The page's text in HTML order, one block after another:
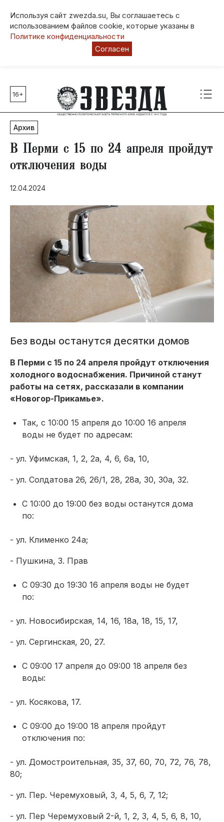
Используя сайт zwezda.su, Вы соглашаетесь с
использованием файлов cookie, которые указаны в
Политике конфиденциальности
Согласен
Главные темы
80 лет Победы
Молодежная столица РФ
СВО
Социальная поддержка
Инфраструктура
Благоустройство
16+
Архив
В Перми с 15 по 24 апреля пройдут
отключения воды
12.04.2024
Без воды останутся десятки домов
В Перми с 15 по 24 апреля пройдут отключения
холодного водоснабжения. Причиной станут
работы на сетях, рассказали в компании
«Новогор-Прикамье».
Так, с 10:00 15 апреля до 10:00 16 апреля
воды не будет по адресам:
- ул. Уфимская, 1, 2, 2а, 4, 6, 6а, 10,
- ул. Солдатова 26, 26/1, 28, 28а, 30, 30а, 32.
С 10:00 до 19:00 без воды останутся дома
по:
- ул. Клименко 24а;
- Пушкина, 3. Прав
С 09:30 до 19:30 16 апреля воды не будет
по:
- ул. Новосибирская, 14, 16, 18а, 18, 15, 17,
- ул. Сергинская, 20, 27.
С 09:00 17 апреля до 09:00 18 апреля без
воды:
- ул. Косякова, 17.
С 09:00 до 19:00 18 апреля пройдут
отключения по:
- ул. Домостроительная, 35, 37, 60, 70, 72, 76, 78,
80;
- ул. Пер. Черемуховый, 3, 4, 5, 6, 7, 12;
- ул. Пер Черемуховый 2-й, 1, 2, 3, 4, 5, 6, 8, 10,